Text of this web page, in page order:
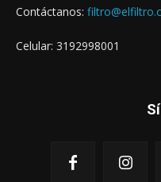
Contáctanos:
Celular: 3192998001